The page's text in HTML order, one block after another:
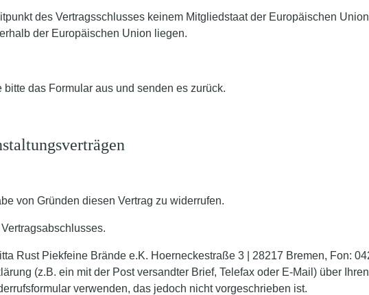
des Vertragsschlusses keinem Mitgliedstaat der Europäischen
der Europäischen Union liegen.
das Formular aus und senden es zurück.
von Gründen diesen Vertrag zu widerrufen.
Rust Piekfeine Brände e.K. Hoerneckestraße 3 | 28217 Bremen, Fon:
(z.B. ein mit der Post versandter Brief, Telefax oder E-Mail) über
verwenden, das jedoch nicht vorgeschrieben ist.